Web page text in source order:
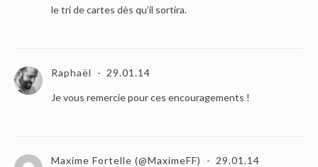
le tri de cartes dès qu’il sortira.
Raphaël 29.01.14
Je vous remercie pour ces encouragements !
Maxime Fortelle (@MaximeFF) 29.01.14